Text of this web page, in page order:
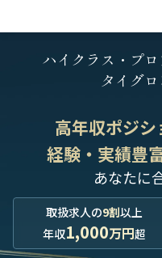
ハイクラス・プ
タイグ
高年収ポジシ
経験・実績豊
あなたに
取扱求人の9割以上
年収1,000万円超